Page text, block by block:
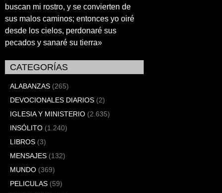
buscan mi rostro, y se convierten de
sus malos caminos; entonces yo oiré
desde los cielos, perdonaré sus
pecados y sanaré su tierra»
CATEGORÍAS
ALABANZAS (265)
DEVOCIONALES DIARIOS (2)
IGLESIA Y MINISTERIO (2.635)
INSÓLITO (1.240)
LIBROS (3)
MENSAJES (132)
MUNDO (369)
PELICULAS (59)